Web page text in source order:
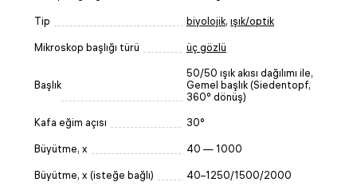
Tip biyolojik, ışık/optik
Mikroskop başlığı türü üç gözlü
Başlık
50/50 ışık akısı dağılımı ile,
Gemel başlık (Siedentopf,
360° dönüş)
Kafa eğim açısı 30°
Büyütme, x 40 — 1000
Büyütme, x (isteğe bağlı) 40–1250/1500/2000